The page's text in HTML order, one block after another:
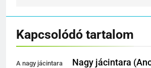
Kapcsolódó tartalom
A nagy jácintara
Nagy jácintara